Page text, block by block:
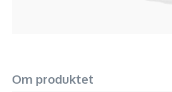
Om produktet